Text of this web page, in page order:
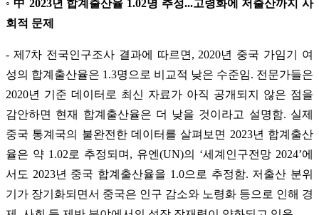
◦ 中 2023년 합계출산율 1.02명 추정...고령화에 저출산까지 사
회적 문제
- 제7차 전국인구조사 결과에 따르면, 2020년 중국 가임기 여
성의 합계출산율은 1.3명으로 비교적 낮은 수준임. 전문가들은
2020년 기준 데이터로 최신 자료가 아직 공개되지 않은 점을
감안하면 현재 합계출산율은 더 낮을 것이라고 설명함. 실제
중국 통계국의 불완전한 데이터를 살펴보면 2023년 합계출산
율은 약 1.02로 추정되며, 유엔(UN)의 ‘세계인구전망 2024’에
서도 2023년 중국 합계출산율을 1.0으로 추정함. 저출산 분위
기가 장기화되면서 중국은 인구 감소와 노령화 등으로 인해 경